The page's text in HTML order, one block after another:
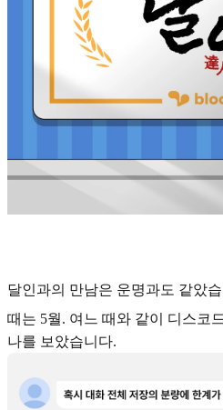
달인과의 만남은 운명과도 같았
때는 5월. 여느 때와 같이 디스코
나를 보았습니다.